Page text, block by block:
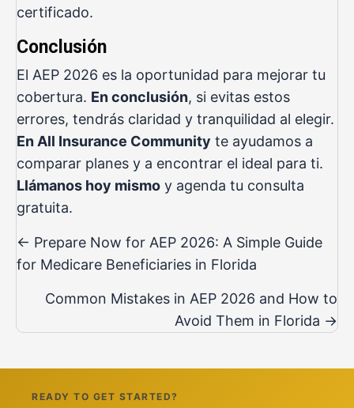
certificado.
Conclusión
El AEP 2026 es la oportunidad para mejorar tu
cobertura. En conclusión, si evitas estos
errores, tendrás claridad y tranquilidad al elegir.
En All Insurance Community te ayudamos a
comparar planes y a encontrar el ideal para ti.
Llámanos hoy mismo y agenda tu consulta
gratuita.
Posts
navigation
← Prepare Now for AEP 2026: A Simple Guide
for Medicare Beneficiaries in Florida
Common Mistakes in AEP 2026 and How to
Avoid Them in Florida →
READY TO GET STARTED?